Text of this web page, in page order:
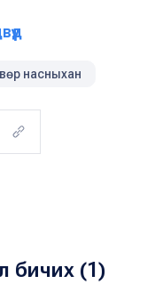
насныхан
бичих (1)